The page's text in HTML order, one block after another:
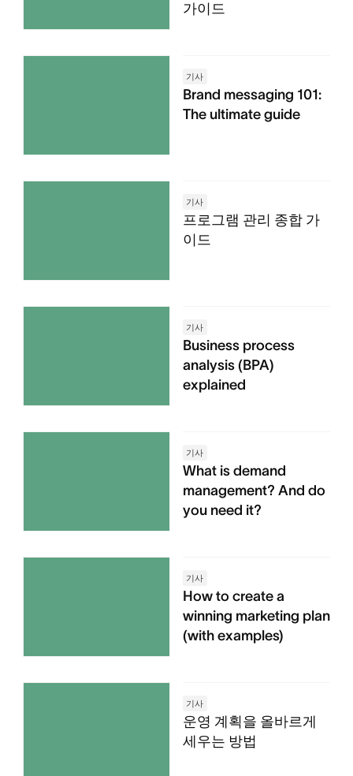
가이드
기사
Brand messaging 101:
The ultimate guide
기사
프로그램 관리 종합 가
이드
기사
Business process
analysis (BPA)
explained
기사
What is demand
management? And do
you need it?
기사
How to create a
winning marketing plan
(with examples)
기사
운영 계획을 올바르게
세우는 방법